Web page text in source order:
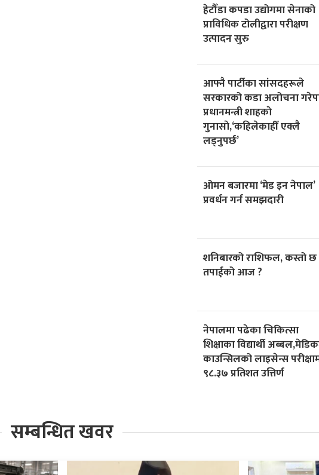
हेटौँडा कपडा उद्योगमा सेनाको
प्राविधिक टोलीद्वारा परीक्षण
उत्पादन सुरु
आफ्नै पार्टीका सांसदहरूले
सरकारको कडा अलोचना
प्रधानमन्त्री शाहकाे
गुनासाे,‘कहिलेकाहीँ एक्लै
लड्नुपर्छ’
ओमन बजारमा ‘मेड इन नेपाल’
प्रवर्धन गर्न समझदारी
शनिबारको राशिफल, कस्तो छ
तपाईको आज ?
नेपालमा पढेका चिकित्सा
शिक्षाका विद्यार्थी
काउन्सिलको लाइसेन्स
९८.३७ प्रतिशत उत्तिर्ण
सम्बन्धित खवर